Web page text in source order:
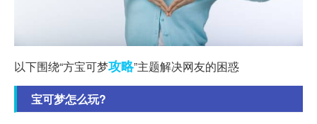
以下围绕“方宝可梦攻略”主题解决网友的困惑
宝可梦怎么玩?